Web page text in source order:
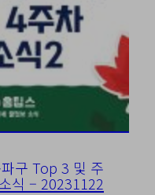
구 Top 3 및 주
식 – 20231122